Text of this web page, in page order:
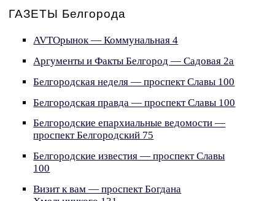
ГАЗЕТЫ Белгорода
AVTOрынок — Коммунальная 4
Аргументы и Факты Белгород — Садовая 2а
Белгородская неделя — проспект Славы 100
Белгородская правда — проспект Славы 100
Белгородские епархиальные ведомости —
проспект Белгородский 75
Белгородские известия — проспект Славы
100
Визит к вам — проспект Богдана